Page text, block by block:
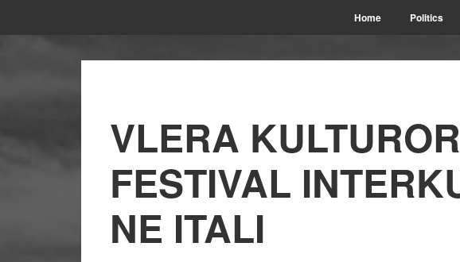
Home Politics
VLERA
FESTIVAL
NE ITALI